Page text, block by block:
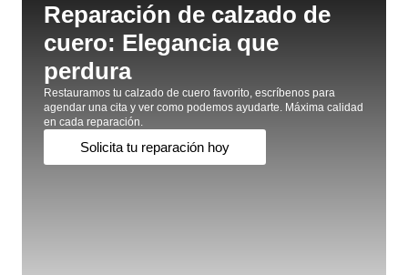
Reparación de calzado de
cuero: Elegancia que
perdura
Restauramos tu calzado de cuero favorito, escríbenos para
agendar una cita y ver como podemos ayudarte. Máxima calidad
en cada reparación.
Solicita tu reparación hoy